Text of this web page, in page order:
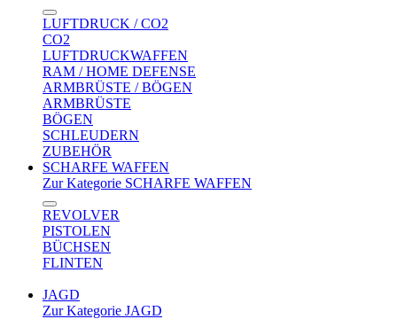
LUFTDRUCK / CO2
CO2
LUFTDRUCKWAFFEN
RAM / HOME DEFENSE
ARMBRÜSTE / BÖGEN
ARMBRÜSTE
BÖGEN
SCHLEUDERN
ZUBEHÖR
SCHARFE WAFFEN
Zur Kategorie SCHARFE WAFFEN
REVOLVER
PISTOLEN
BÜCHSEN
FLINTEN
JAGD
Zur Kategorie JAGD